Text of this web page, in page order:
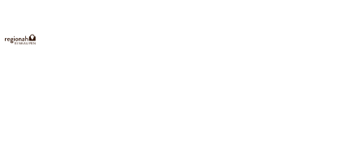
E INKAUFEN